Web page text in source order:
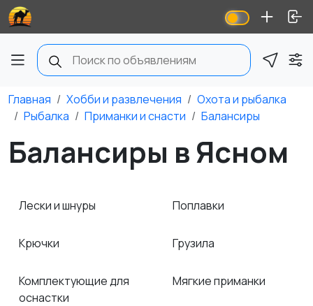
Главная Хобби и развлечения
Охота и рыбалка
Рыбалка
Приманки и снасти Балансиры
Балансиры в Ясном
Лески и шнуры
Крючки
Комплектующие для
оснастки
Поплавки
Грузила
Мягкие приманки